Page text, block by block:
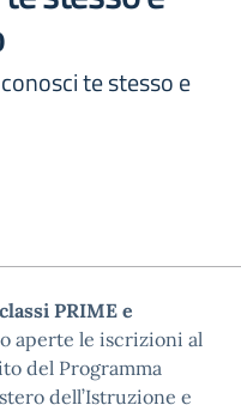
conosci te stesso e
classi PRIME e
aperte le iscrizioni al
del Programma
dell’Istruzione e